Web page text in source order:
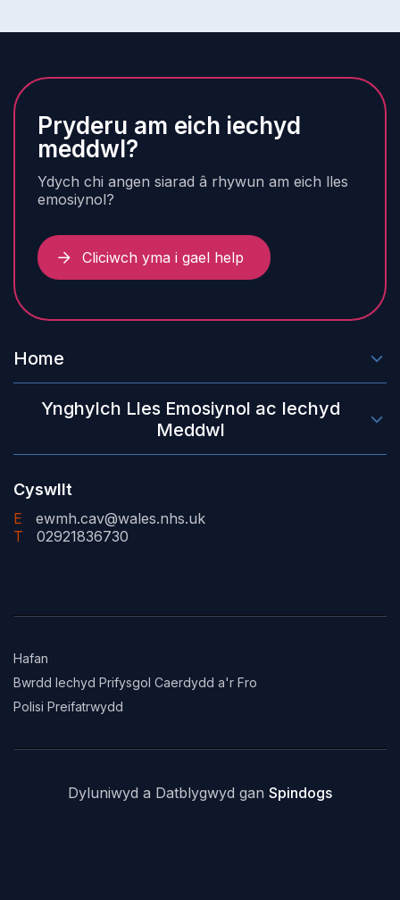
Pryderu am eich iechyd
meddwl?
Ydych chi angen siarad â rhywun am eich lles
emosiynol?
Cliciwch yma i gael help
Home
Ynghylch Lles Emosiynol ac Iechyd
Meddwl
Cyswllt
E
ewmh.cav@wales.nhs.uk
T
02921836730
Hafan
Bwrdd Iechyd Prifysgol Caerdydd a'r Fro
Polisi Preifatrwydd
Dyluniwyd a Datblygwyd gan Spindogs